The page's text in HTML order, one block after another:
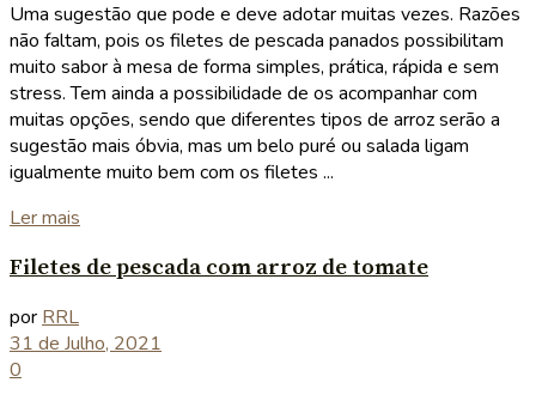
Uma sugestão que pode e deve adotar muitas vezes. Razões
não faltam, pois os filetes de pescada panados possibilitam
muito sabor à mesa de forma simples, prática, rápida e sem
stress. Tem ainda a possibilidade de os acompanhar com
muitas opções, sendo que diferentes tipos de arroz serão a
sugestão mais óbvia, mas um belo puré ou salada ligam
igualmente muito bem com os filetes ...
Ler mais
Filetes de pescada com arroz de tomate
por RRL
31 de Julho, 2021
0